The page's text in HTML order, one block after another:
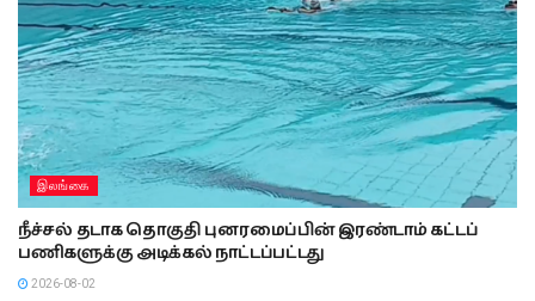
இலங்கை
நீச்சல் தடாக தொகுதி புனரமைப்பின் இரண்டாம் கட்டப்
பணிகளுக்கு அடிக்கல் நாட்டப்பட்டது
2026-08-02